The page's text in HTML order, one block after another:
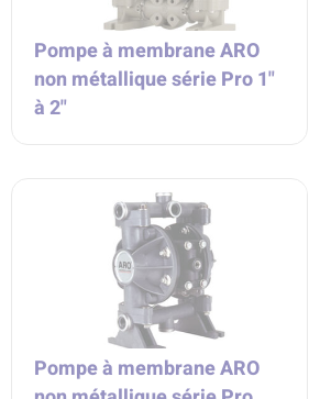
Pompe à membrane ARO
non métallique série Pro 1"
à 2"
Pompe à membrane ARO